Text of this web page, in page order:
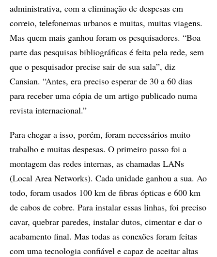
administrativa, com a eliminação de despesas em
correio, telefonemas urbanos e muitas, muitas viagens.
Mas quem mais ganhou foram os pesquisadores. “Boa
parte das pesquisas bibliográficas é feita pela rede, sem
que o pesquisador precise sair de sua sala”, diz
Cansian. “Antes, era preciso esperar de 30 a 60 dias
para receber uma cópia de um artigo publicado numa
revista internacional.”
Para chegar a isso, porém, foram necessários muito
trabalho e muitas despesas. O primeiro passo foi a
montagem das redes internas, as chamadas LANs
(Local Area Networks). Cada unidade ganhou a sua. Ao
todo, foram usados 100 km de fibras ópticas e 600 km
de cabos de cobre. Para instalar essas linhas, foi preciso
cavar, quebrar paredes, instalar dutos, cimentar e dar o
acabamento final. Mas todas as conexões foram feitas
com uma tecnologia confiável e capaz de aceitar altas